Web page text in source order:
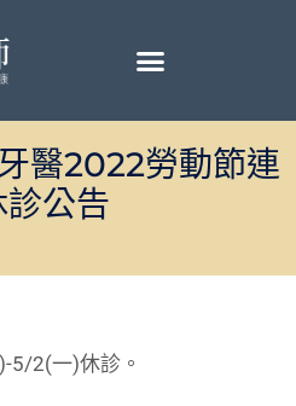
醫2022勞動節連
診公告
5/2(一)休診。